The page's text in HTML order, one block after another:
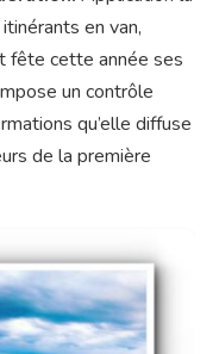
en van,
fête cette année ses
un contrôle
qu’elle diffuse
de la première